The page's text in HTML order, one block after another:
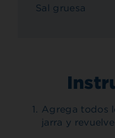
Sal gruesa
Agrega todos
jarra y